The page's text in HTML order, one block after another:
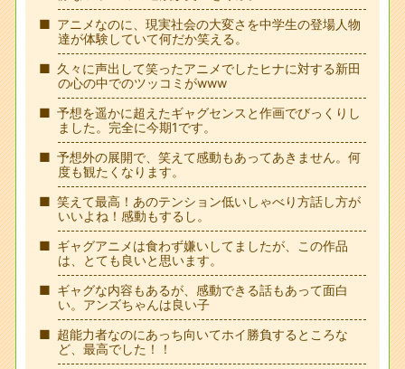
アニメなのに、現実社会の大変さを中学生の登場人物
達が体験していて何だか笑える。
久々に声出して笑ったアニメでしたヒナに対する新田
の心の中でのツッコミがwww
予想を遥かに超えたギャグセンスと作画でびっくりし
ました。完全に今期1です。
予想外の展開で、笑えて感動もあってあきません。何
度も観たくなります。
笑えて最高！あのテンション低いしゃべり方話し方が
いいよね！感動もするし。
ギャグアニメは食わず嫌いしてましたが、この作品
は、とても良いと思います。
ギャグな内容もあるが、感動できる話もあって面白
い。アンズちゃんは良い子
超能力者なのにあっち向いてホイ勝負するところな
ど、最高でした！！